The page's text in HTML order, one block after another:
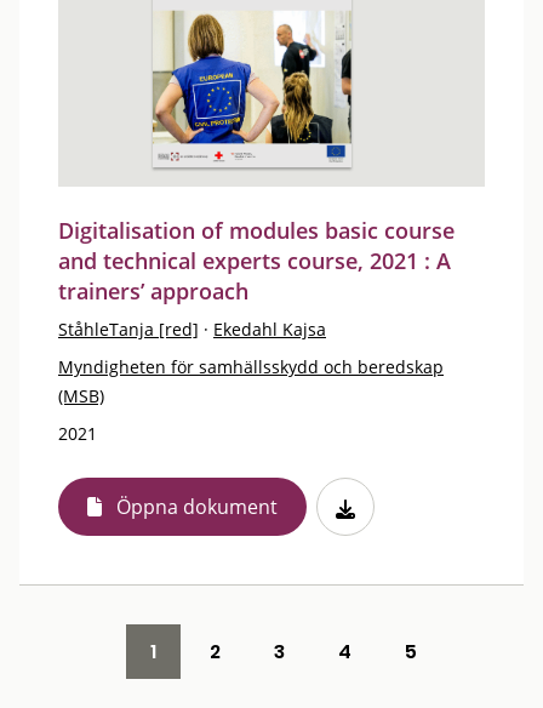
Digitalisation of modules basic course
and technical experts course, 2021 : A
trainers’ approach
StåhleTanja [red] · Ekedahl Kajsa
Myndigheten för samhällsskydd och beredskap
(MSB)
2021
Öppna dokument
1 2 3 4 5